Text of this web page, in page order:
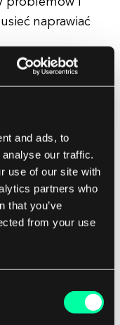
and ads, to
our traffic.
use of our site with
partners who
that you’ve
from your use
naprawiać
poziomach:
związane z
podczas gdy
i